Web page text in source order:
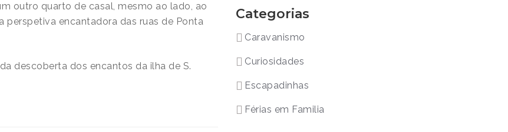
outro quarto de casal, mesmo ao lado, ao
encantadora das ruas de Ponta
descoberta dos encantos da ilha de S.
Categorias
Caravanismo
Curiosidades
Escapadinhas
Férias em Familia